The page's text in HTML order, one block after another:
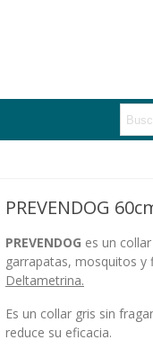
PREVENDOG
PREVENDOG es un
garrapatas, mosquitos
Deltametrina.
Es un collar gris sin
reduce su eficacia.